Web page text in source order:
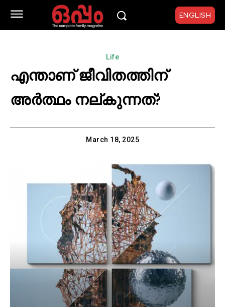
ENGLISH
Life
എന്താണ് ജീവിതത്തിന്
അർത്ഥം നല്കുന്നത്?
March 18, 2025